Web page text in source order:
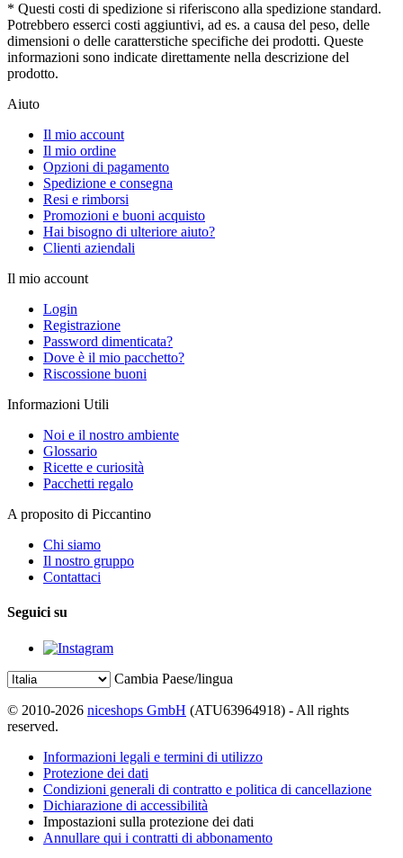
* Questi costi di spedizione si riferiscono alla spedizione standard.
Potrebbero esserci costi aggiuntivi, ad es. a causa del peso, delle
dimensioni o delle caratterstiche specifiche dei prodotti. Queste
informazioni sono indicate direttamente nella descrizione del
prodotto.
Aiuto
Il mio account
Il mio ordine
Opzioni di pagamento
Spedizione e consegna
Resi e rimborsi
Promozioni e buoni acquisto
Hai bisogno di ulteriore aiuto?
Clienti aziendali
Il mio account
Login
Registrazione
Password dimenticata?
Dove è il mio pacchetto?
Riscossione buoni
Informazioni Utili
Noi e il nostro ambiente
Glossario
Ricette e curiosità
Pacchetti regalo
A proposito di Piccantino
Chi siamo
Il nostro gruppo
Contattaci
Seguici su
Cambia Paese/lingua
© 2010-2026 niceshops GmbH (ATU63964918) - All rights
reserved.
Informazioni legali e termini di utilizzo
Protezione dei dati
Condizioni generali di contratto e politica di cancellazione
Dichiarazione di accessibilità
Impostazioni sulla protezione dei dati
Annullare qui i contratti di abbonamento